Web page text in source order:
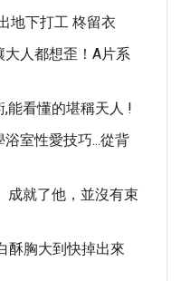
地下打工 柊留衣
人都想歪！A片系
能看懂的堪稱天人 !
室性愛技巧...從背
成就了他，並沒有束
酥胸大到快掉出來